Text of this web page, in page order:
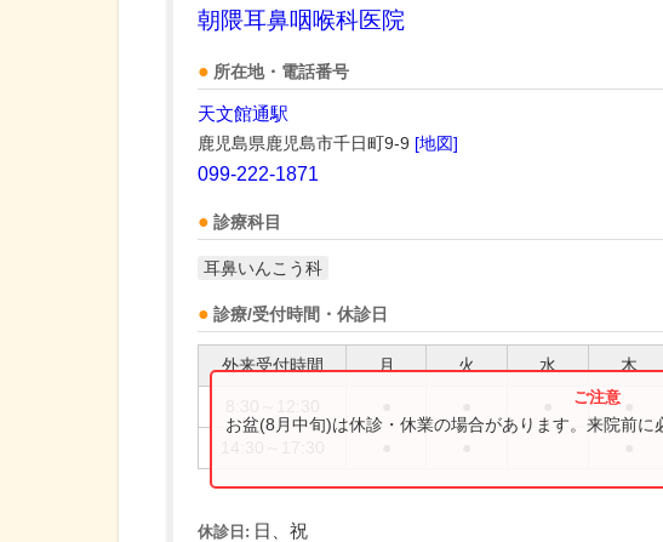
朝隈耳鼻咽喉科医院
所在地・電話番号
天文館通駅
鹿児島県鹿児島市千日町9-9 [地図]
099-222-1871
診療科目
耳鼻いんこう科
診療/受付時間・休診日
外来受付時間 月 火 水 木
お盆(8月中旬)は休診・休業の場合があります。来院前に
休診日: 日、祝